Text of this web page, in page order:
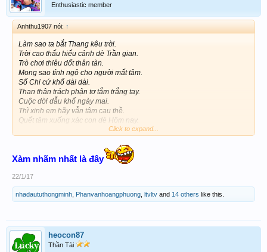
Enthusiastic member
Anhthu1907 nói: ↑
Làm sao ta bắt Thang kêu trời.
Trời cao thấu hiểu cảnh dè Trần gian.
Trò chơi thiêu dốt thân tàn.
Mong sao tỉnh ngộ cho người mất tâm.
Số Chi cứ khổ dài dài.
Than thân trách phận tơ tắm trắng tay.
Cuộc dời dẫu khổ ngày mai.
Thì xinh em hãy vẫn tâm cau thề.
Quết tâm xuống xác con dè Hôm nay.
Click to expand...
Xàm nhãm nhất là đây
22/1/17
nhadaututhongminh Phanvanhoangphuong ltvltv and 14 others like this.
heocon87
Thần Tài